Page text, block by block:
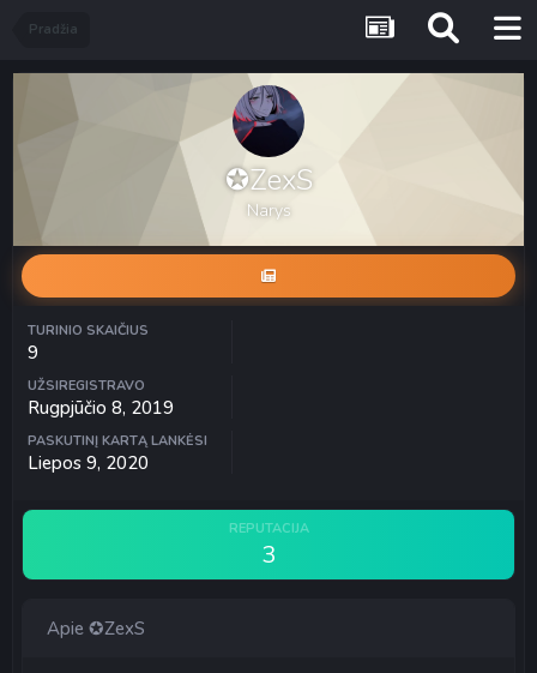
Pradžia
✪ZexS
Narys
TURINIO SKAIČIUS
9
UŽSIREGISTRAVO
Rugpjūčio 8, 2019
PASKUTINĮ KARTĄ LANKĖSI
Liepos 9, 2020
REPUTACIJA
3
Apie ✪ZexS